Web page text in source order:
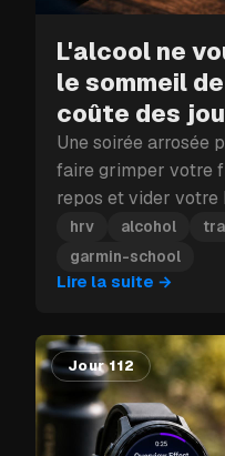
L'alcool ne
le sommeil
coûte des
Une soirée arrosée
faire grimper votre
repos et vider
plein bloc
récupération peut
seule journée.
hrv alcohol
garmin-school
Lire la suite →
Jour 112